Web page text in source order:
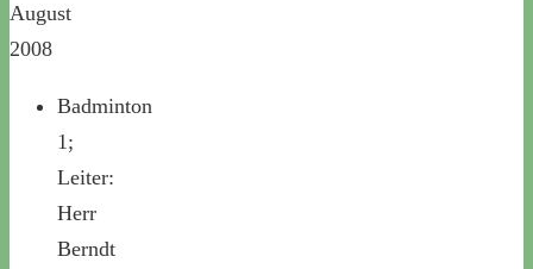
August
2008
Badminton
1;
Leiter:
Herr
Berndt